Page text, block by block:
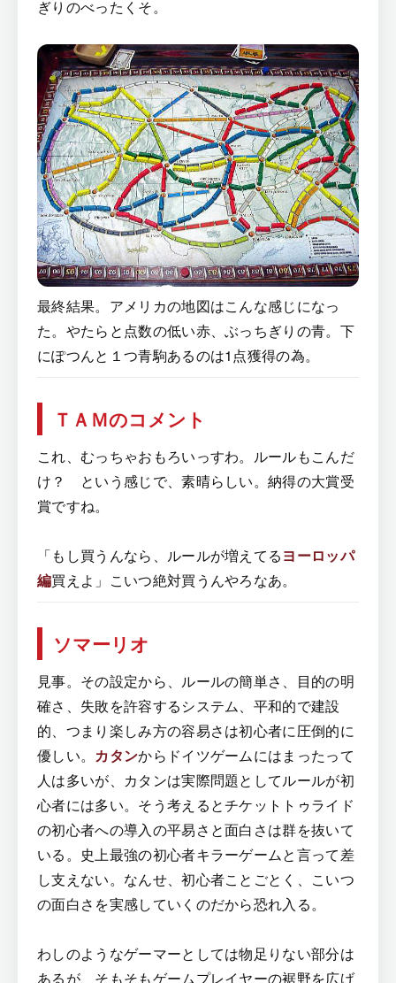
ぎりのべったくそ。
最終結果。アメリカの地図はこんな感じになっ
た。やたらと点数の低い赤、ぶっちぎりの青。下
にぽつんと１つ青駒あるのは1点獲得の為。
ＴＡＭのコメント
これ、むっちゃおもろいっすわ。ルールもこんだ
け？ という感じで、素晴らしい。納得の大賞受
賞ですね。
「もし買うんなら、ルールが増えてるヨーロッパ
編買えよ」こいつ絶対買うんやろなあ。
ソマーリオ
見事。その設定から、ルールの簡単さ、目的の明
確さ、失敗を許容するシステム、平和的で建設
的、つまり楽しみ方の容易さは初心者に圧倒的に
優しい。 カタンからドイツゲームにはまったって
人は多いが、カタンは実際問題としてルールが初
心者には多い。そう考えるとチケットトゥライド
の初心者への導入の平易さと面白さは群を抜いて
いる。史上最強の初心者キラーゲームと言って差
し支えない。なんせ、初心者ことごとく、こいつ
の面白さを実感していくのだから恐れ入る。
わしのようなゲーマーとしては物足りない部分は
あるが、そもそもゲームプレイヤーの裾野を広げ